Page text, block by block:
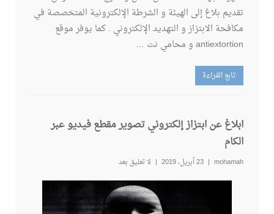
تقديم بلاغ إلى الهيئة و الشرطة الإلكترونية المتخصصة في
مكافحة الابتزاز و التهديد الإلكتروني . كما يوفر موقع
antiextortion و محامي نت …
تابع القراءة
ابلاغ عن ابتزاز إلكتروني تصوير مقطع فيديو عبر
الكام
mohamah 23 أبريل، 2019 لا تعليق بعد